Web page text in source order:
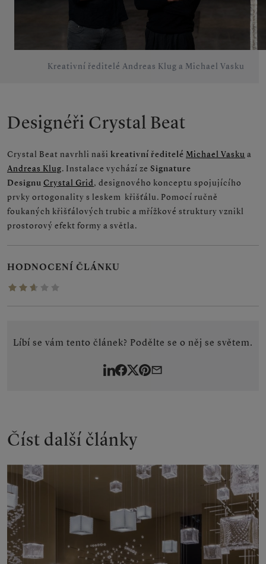
Kreativní ředitelé Andreas Klug a Michael Vasku
Designéři Crystal Beat
Crystal Beat navrhli naši kreativní ředitelé Michael Vasku a
Andreas Klug. Instalace vychází ze Signature
Designu Crystal Grid, designového konceptu spojujícího
prvky ortogonality s leskem křišťálu. Pomocí ručně
foukaných křišťálových trubic a mřížkové struktury vznikl
prostorový efekt formy a světla.
HODNOCENÍ ČLÁNKU
2.6190/5
Líbí se vám tento článek? Podělte se o něj se světem.
LinkedIn
Facebook
Twitter
Pinterest
Číst další články